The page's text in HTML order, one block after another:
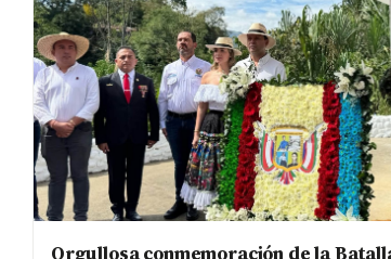
Orgullosa conmemoración de la